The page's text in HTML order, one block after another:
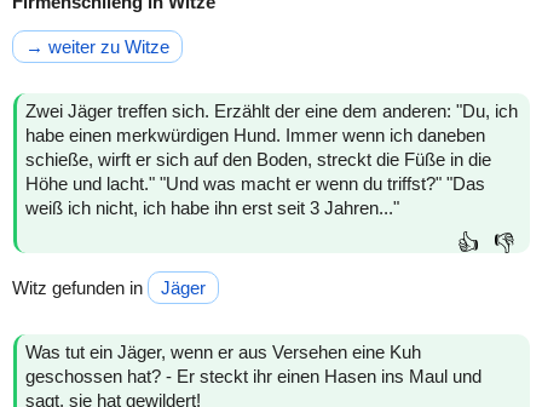
→ weiter zu Witze
Zwei Jäger treffen sich. Erzählt der eine dem anderen: "Du, ich
habe einen merkwürdigen Hund. Immer wenn ich daneben
schieße, wirft er sich auf den Boden, streckt die Füße in die
Höhe und lacht." "Und was macht er wenn du triffst?" "Das
weiß ich nicht, ich habe ihn erst seit 3 Jahren..."
👍 👎
Witz gefunden in Jäger
Was tut ein Jäger, wenn er aus Versehen eine Kuh
geschossen hat? - Er steckt ihr einen Hasen ins Maul und
sagt, sie hat gewildert!